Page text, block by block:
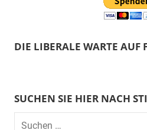
DIE LIBERALE WARTE AUF
SUCHEN SIE HIER NACH